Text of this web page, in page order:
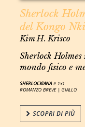
Sherlock
del Kongo
Kim H. Krisco
Sherlock
mondo fisico e
SHERLOCKIANA# 131
ROMANZO BREVE |GIALLO
SCOPRI DI PIÙ